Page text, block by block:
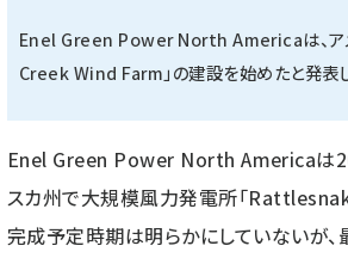
Enel Green Power North Americaは、ア
Creek Wind Farm」の建設を始めたと発表し
Enel Green Power North Americaは
スカ州で大規模風力発電所「
完成予定時期は明らかにしていないが、